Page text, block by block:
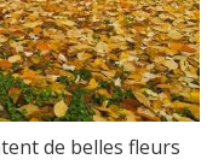
de belles fleurs